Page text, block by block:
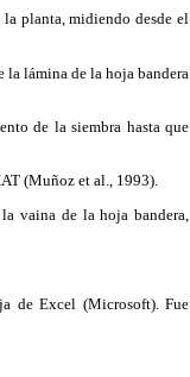
planta, midiendo desde el
la lámina de la hoja bandera
de la siembra hasta que
(Muñoz et al., 1993).
vaina de la hoja bandera,
de Excel (Microsoft). Fue